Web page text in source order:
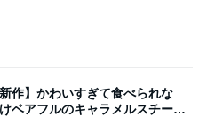
◆猿田彦珈琲 調布焙煎ホール＠調